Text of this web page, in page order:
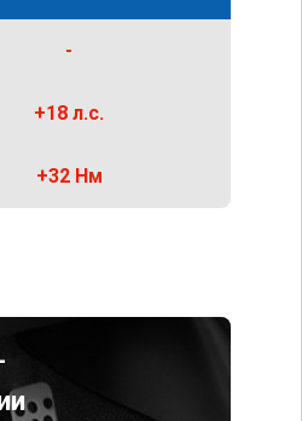
-
+18 л.с.
+32 Нм